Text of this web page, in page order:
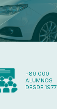
+80.000
ALUMNOS
DESDE 1977